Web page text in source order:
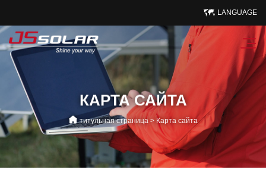
LANGUAGE
КАРТА САЙТА
титульная страница > Карта сайта